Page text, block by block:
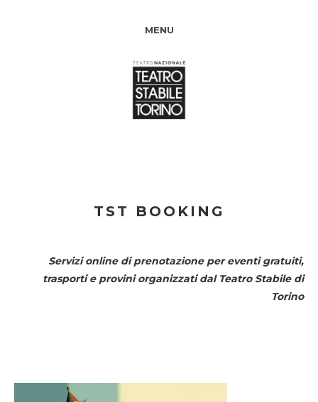
MENU
TST BOOKING
Servizi online di prenotazione per eventi gratuiti,
trasporti e provini organizzati dal Teatro Stabile di
Torino